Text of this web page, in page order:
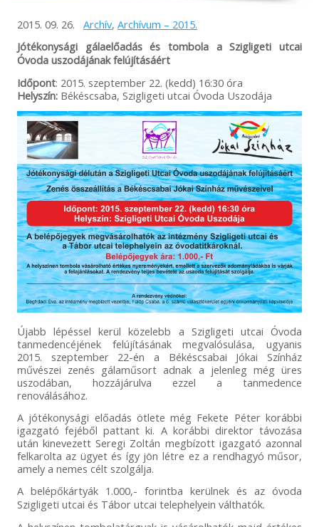
2015. 09. 26. Archív, Archívum – 2015.
Jótékonysági gálaelőadás és tombola a Szigligeti utcai
Óvoda uszodájának felújításáért
Időpont: 2015. szeptember 22. (kedd) 16:30 óra
Helyszín:Békéscsaba, Szigligeti utcai Óvoda Uszodája
Újabb lépéssel kerül közelebb a Szigligeti utcai Óvoda
tanmedencéjének felújításának megvalósulása, ugyanis
2015. szeptember 22-én a Békéscsabai Jókai Színház
művészei zenés gálaműsort adnak a jelenleg még üres
uszodában, hozzájárulva ezzel a tanmedence
renoválásához.
A jótékonysági előadás ötlete még Fekete Péter korábbi
igazgató fejéből pattant ki. A korábbi direktor távozása
után kinevezett Seregi Zoltán megbízott igazgató azonnal
felkarolta az ügyet és így jön létre ez a rendhagyó műsor,
amely a nemes célt szolgálja.
A belépőkártyák 1.000,- forintba kerülnek és az óvoda
Szigligeti utcai és Tábor utcai telephelyein válthatók.